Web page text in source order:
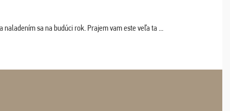
sa na budúci rok. Prajem vam este veľa ta ...